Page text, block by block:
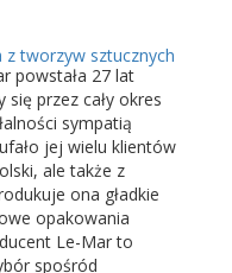
z tworzyw sztucznych
powstała 27 lat
się przez cały okres
sympatią
jej wielu klientów
ale także z
ona gładkie
opakowania
Le-Mar to
spośród